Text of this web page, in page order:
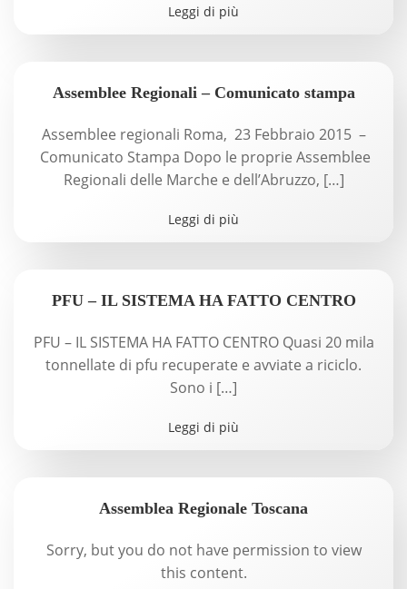
Leggi di più
Assemblee Regionali – Comunicato stampa
Assemblee regionali Roma, 23 Febbraio 2015 –
Comunicato Stampa Dopo le proprie Assemblee
Regionali delle Marche e dell’Abruzzo, […]
Leggi di più
PFU – IL SISTEMA HA FATTO CENTRO
PFU – IL SISTEMA HA FATTO CENTRO Quasi 20 mila
tonnellate di pfu recuperate e avviate a riciclo.
Sono i […]
Leggi di più
Assemblea Regionale Toscana
Sorry, but you do not have permission to view
this content.